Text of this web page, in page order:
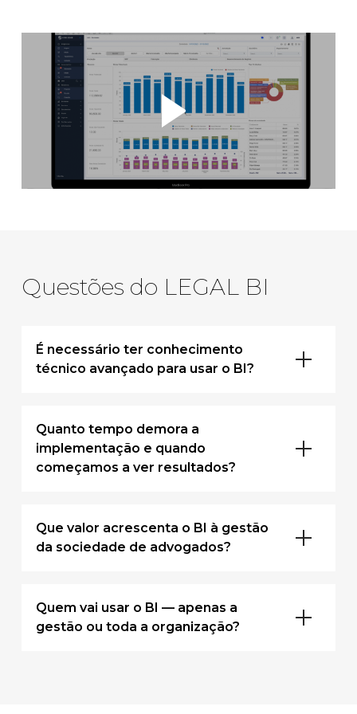
Questões do LEGAL BI
É necessário ter conhecimento
técnico avançado para usar o BI?
Quanto tempo demora a
implementação e quando
começamos a ver resultados?
Que valor acrescenta o BI à gestão
da sociedade de advogados?
Quem vai usar o BI — apenas a
gestão ou toda a organização?